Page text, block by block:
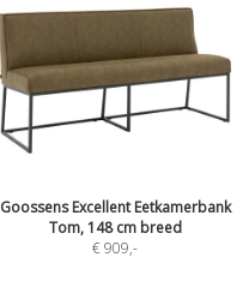
Goossens Excellent Eetkamerbank
Tom, 148 cm breed
€ 909,-